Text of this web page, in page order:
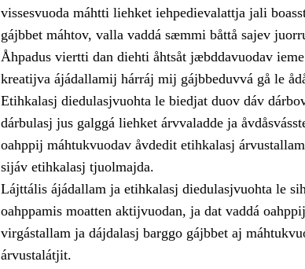
vissesvuoda máhtti liehket iehpedievalattja jali
gájbbet máhtov, valla vaddá sæmmi båttå sajev
Åhpadus viertti dan diehti åhtsåt jæbddavuodav
kreatijva ájádallamij hárráj mij gájbbeduvvá gå le
Etihkalasj diedulasjvuohta le biedjat duov dáv
dárbulasj jus galggá liehket árvvaladde ja
oahppij máhtukvuodav åvdedit etihkalasj
sijáv etihkalasj tjuolmajda.
Lájttális ájádallam ja etihkalasj diedulasjvuohta le
oahppamis moatten aktijvuodan, ja dat vaddá
virgástallam ja dájdalasj barggo gájbbet aj
árvustalátjit.